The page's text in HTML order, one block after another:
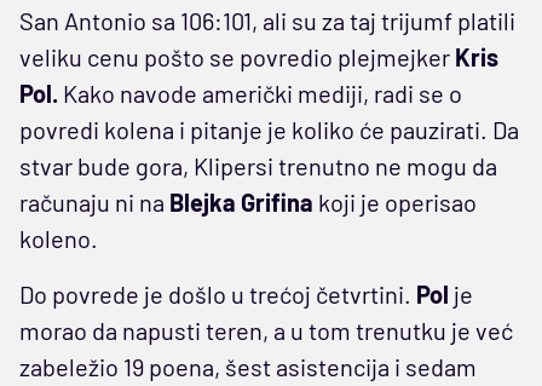
San Antonio sa 106:101, ali su za taj trijumf platili
veliku cenu pošto se povredio plejmejker Kris
Pol. Kako navode američki mediji, radi se o
povredi kolena i pitanje je koliko će pauzirati. Da
stvar bude gora, Klipersi trenutno ne mogu da
računaju ni na Blejka Grifina koji je operisao
koleno.
Do povrede je došlo u trećoj četvrtini. Pol je
morao da napusti teren, a u tom trenutku je već
zabeležio 19 poena, šest asistencija i sedam